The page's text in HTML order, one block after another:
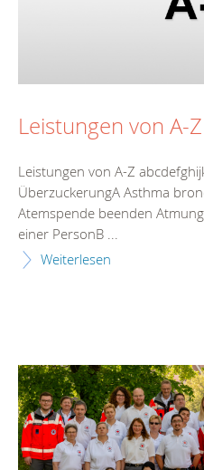
Leistungen von A-Z
Leistungen von A-Z
ÜberzuckerungA Asthma
Atemspende beenden
einer PersonB ...
Weiterlesen